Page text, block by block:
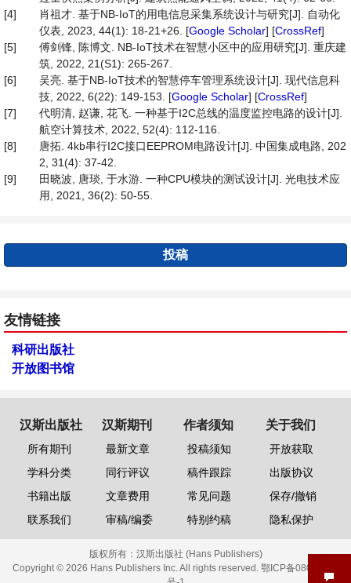
[4]
肖祖才. 基于NB-IoT的用电信息采集系统设计与研究[J]. 自动化
仪表, 2023, 44(1): 18-21+26. [Google Scholar] [CrossRef]
[5]
傅剑锋, 陈博文. NB-IoT技术在智慧小区中的应用研究[J]. 重庆建
筑, 2022, 21(S1): 265-267.
[6]
吴亮. 基于NB-IoT技术的智慧停车管理系统设计[J]. 现代信息科
技, 2022, 6(22): 149-153. [Google Scholar] [CrossRef]
[7]
代明清, 赵谦, 花飞. 一种基于I2C总线的温度监控电路的设计[J].
航空计算技术, 2022, 52(4): 112-116.
[8]
唐拓. 4kb串行I2C接口EEPROM电路设计[J]. 中国集成电路, 202
2, 31(4): 37-42.
[9]
田晓波, 唐琰, 于水游. 一种CPU模块的测试设计[J]. 光电技术应
用, 2021, 36(2): 50-55.
投稿
友情链接
科研出版社
开放图书馆
汉斯出版社
所有期刊
学科分类
书籍出版
联系我们
汉斯期刊
最新文章
同行评议
文章费用
审稿/编委
作者须知
投稿须知
稿件跟踪
常见问题
特别约稿
关于我们
开放获取
出版协议
保存/撤销
隐私保护
版权所有： 汉斯出版社 (Hans Publishers)
Copyright © 2026 Hans Publishers Inc. All rights reserved. 鄂ICP备08006613